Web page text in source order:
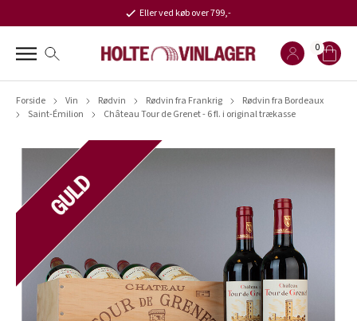
Eller ved køb over 799,-
0
Forside Vin Rødvin Rødvin fra Frankrig
Rødvin fra Bordeaux
Saint-Émilion
Château Tour de Grenet - 6 fl. i original trækasse